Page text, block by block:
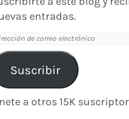
entradas.
Suscribir
a otros 15K